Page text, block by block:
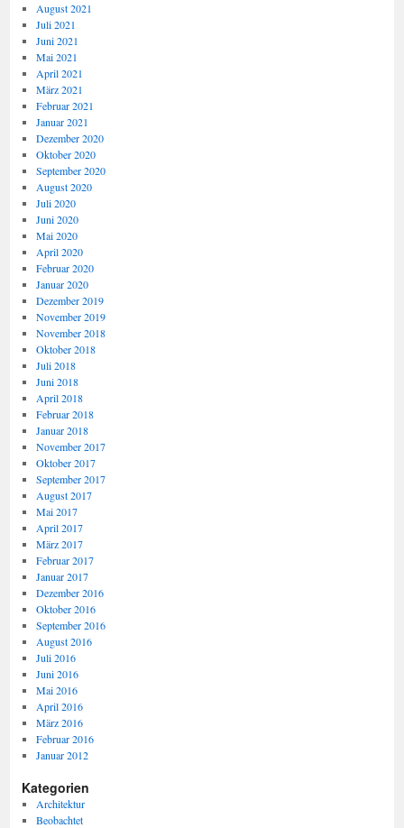
August 2021
Juli 2021
Juni 2021
Mai 2021
April 2021
März 2021
Februar 2021
Januar 2021
Dezember 2020
Oktober 2020
September 2020
August 2020
Juli 2020
Juni 2020
Mai 2020
April 2020
Februar 2020
Januar 2020
Dezember 2019
November 2019
November 2018
Oktober 2018
Juli 2018
Juni 2018
April 2018
Februar 2018
Januar 2018
November 2017
Oktober 2017
September 2017
August 2017
Mai 2017
April 2017
März 2017
Februar 2017
Januar 2017
Dezember 2016
Oktober 2016
September 2016
August 2016
Juli 2016
Juni 2016
Mai 2016
April 2016
März 2016
Februar 2016
Januar 2012
Kategorien
Architektur
Beobachtet